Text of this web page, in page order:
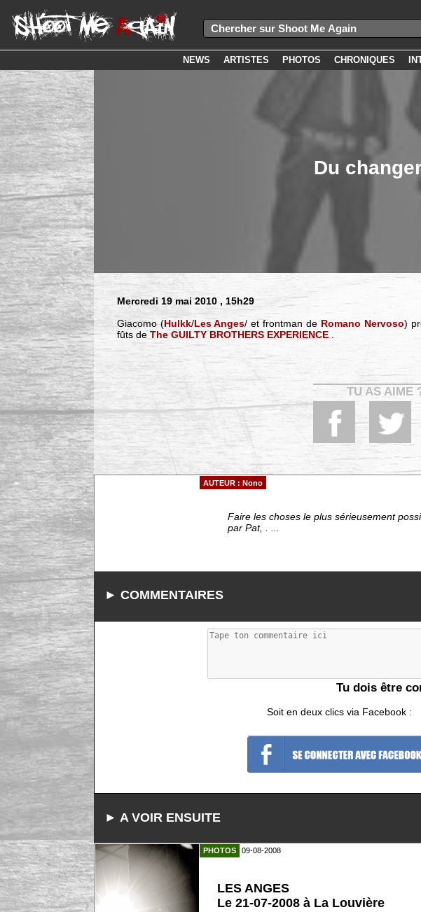
NEWS ARTISTES PHOTOS CHRONIQUES
Du
Mercredi 19 mai 2010 , 15h29
Giacomo (Hulkk/Les Anges/ et frontman de Romano Nervoso)
fûts deThe GUILTY BROTHERS EXPERIENCE .
TU AS AIME
AUTEUR : Nono
Faire les choses le plus sérieusement
par Pat, . ...
► COMMENTAIRES
Tu dois être
Soit en deux clics via Facebook :
► A VOIR ENSUITE
PHOTOS 09-08-2008
LES ANGES
Le 21-07-2008 à La Louvière